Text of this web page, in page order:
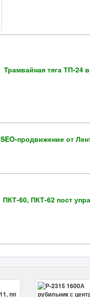
Трамвайная тяга ТП-24
SEO-продвижение от
ПКТ-60, ПКТ-62 пост